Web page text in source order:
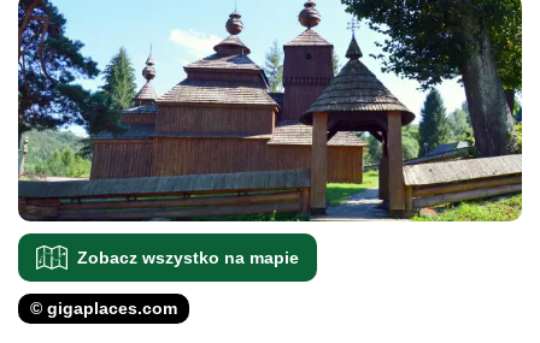
Zobacz wszystko na mapie
© gigaplaces.com